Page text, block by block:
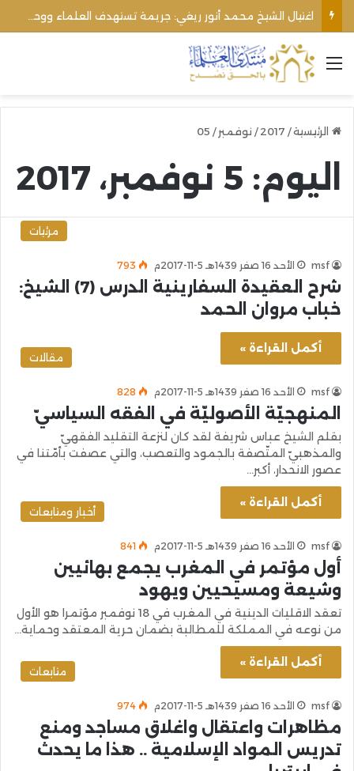
القائمة
الرئيسية/
2017
/ نوفمبر /
05
اليوم: 5 نوفمبر، 2017
مرئيات
msf الأحد 16 صفر 1439هـ 5-11-2017م 793
شرح العقيدة السفارينية الدرس (7) الشيخ:
خباب مروان الحمد
أكمل القراءة »
مقالات
msf الأحد 16 صفر 1439هـ 5-11-2017م 828
المنهجيّة الأصوليّة في الفقه السياسيّ
بقلم الشيخ عباس شريفة لقد كان لنزعة التقليد الفقهيّ
والمذهبيّ المتّصفة بالجمود والتعصب، والتي عصفت بأمّتنا في
عصور الانحدار، أكبر…
أكمل القراءة »
أخبار ومتابعات
msf الأحد 16 صفر 1439هـ 5-11-2017م 841
أول مؤتمر في المغرب يجمع بهائيين
وشيعة ومسيحيين ويهود
تعقد الاقليات الدينية في المغرب في 18 نوفمبر مؤتمرا هو الأول
من نوعه في المملكة للمطالبة بضمان حرية المعتقد وحماية…
أكمل القراءة »
متابعات
msf الأحد 16 صفر 1439هـ 5-11-2017م 974
مظاهرات واعتقال واغلاق مساجد ومنع
تدريس المواد الإسلامية .. هذا ما يحدث